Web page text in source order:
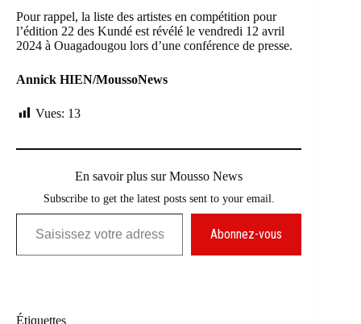
Pour rappel, la liste des artistes en compétition pour
l’édition 22 des Kundé est révélé le vendredi 12 avril
2024 à Ouagadougou lors d’une conférence de presse.
Annick HIEN/MoussoNews
Vues: 13
En savoir plus sur Mousso News
Subscribe to get the latest posts sent to your email.
Saisissez votre adresse e-mail…
Abonnez-vous
Étiquettes